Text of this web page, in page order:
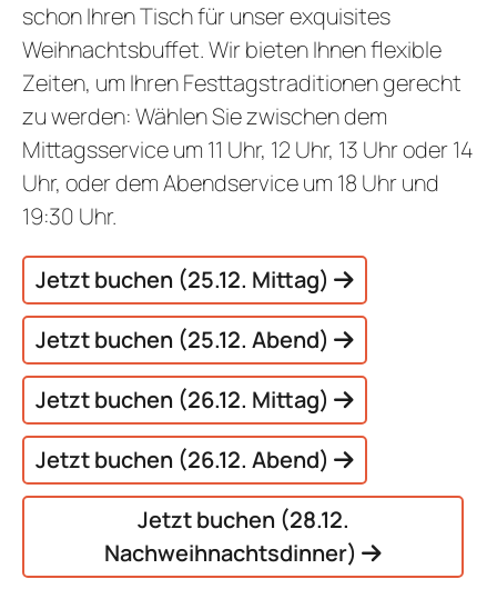
schon Ihren Tisch für unser exquisites
Weihnachtsbuffet. Wir bieten Ihnen flexible
Zeiten, um Ihren Festtagstraditionen gerecht
zu werden: Wählen Sie zwischen dem
Mittagsservice um 11 Uhr, 12 Uhr, 13 Uhr oder 14
Uhr, oder dem Abendservice um 18 Uhr und
19:30 Uhr.
Jetzt buchen (25.12. Mittag)
Jetzt buchen (25.12. Abend)
Jetzt buchen (26.12. Mittag)
Jetzt buchen (26.12. Abend)
Jetzt buchen (28.12.
Nachweihnachtsdinner)